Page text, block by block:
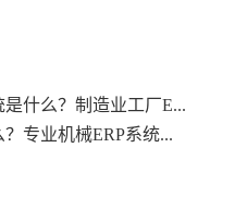
是什么？制造业工厂E...
专业机械ERP系统...